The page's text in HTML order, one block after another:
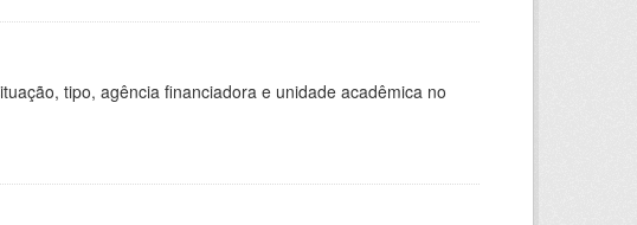
tipo, agência financiadora e unidade acadêmica no